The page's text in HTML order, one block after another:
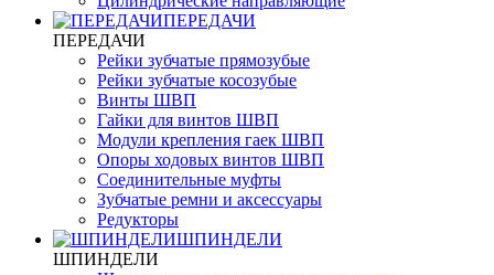
ПЕРЕДАЧИ
ПЕРЕДАЧИ
Рейки зубчатые прямозубые
Рейки зубчатые косозубые
Винты ШВП
Гайки для винтов ШВП
Модули крепления гаек ШВП
Опоры ходовых винтов ШВП
Соединительные муфты
Зубчатые ремни и аксессуары
Редукторы
ШПИНДЕЛИ
ШПИНДЕЛИ